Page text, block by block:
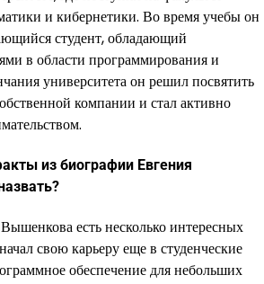
и кибернетики. Во время учебы он
студент, обладающий
в области программирования и
университета он решил посвятить
компании и стал активно
из биографии Евгения
есть несколько интересных
свою карьеру еще в студенческие
обеспечение для небольших